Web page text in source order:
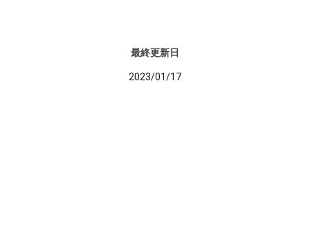
最終更新日
2023/01/17